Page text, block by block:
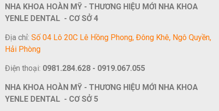
NHA KHOA HOÀN MỸ - THƯƠNG HIỆU MỚI NHA KHOA
YENLE DENTAL - CƠ SỞ 4
Địa chỉ: Số 04 Lô 20C Lê Hồng Phong, Đông Khê, Ngô Quyền,
Hải Phòng
Điện thoại: 0981.284.628 - 0919.067.055
NHA KHOA HOÀN MỸ - THƯƠNG HIỆU MỚI NHA KHOA
YENLE DENTAL - CƠ SỞ 5